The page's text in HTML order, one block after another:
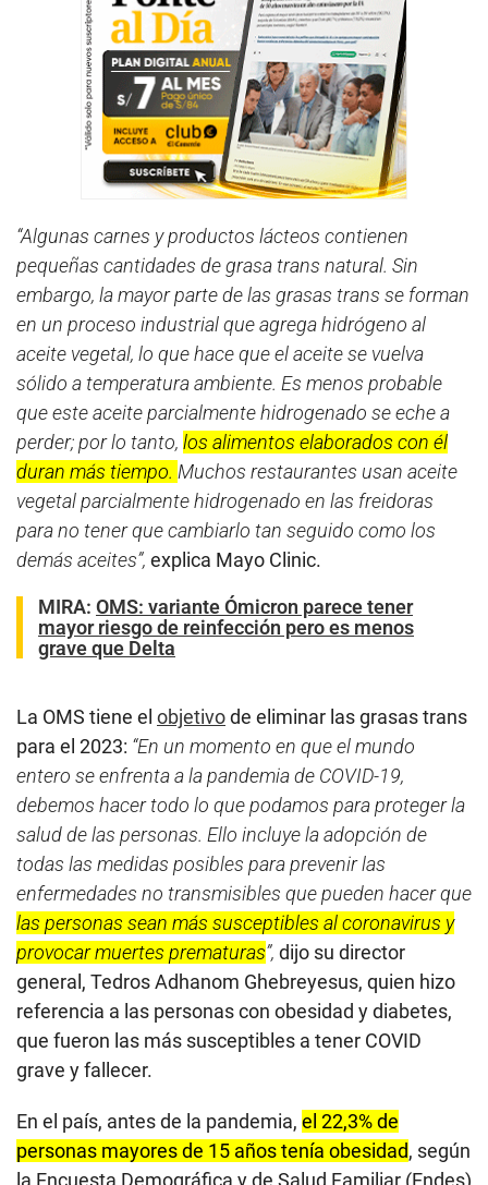
“Algunas carnes y productos lácteos contienen
pequeñas cantidades de grasa trans natural. Sin
embargo, la mayor parte de las grasas trans se forman
en un proceso industrial que agrega hidrógeno al
aceite vegetal, lo que hace que el aceite se vuelva
sólido a temperatura ambiente. Es menos probable
que este aceite parcialmente hidrogenado se eche a
perder; por lo tanto, los alimentos elaborados con él
duran más tiempo. Muchos restaurantes usan aceite
vegetal parcialmente hidrogenado en las freidoras
para no tener que cambiarlo tan seguido como los
demás aceites”, explica Mayo Clinic.
MIRA: OMS: variante Ómicron parece tener
mayor riesgo de reinfección pero es menos
grave que Delta
La OMS tiene el objetivode eliminar las grasas trans
para el 2023: “En un momento en que el mundo
entero se enfrenta a la pandemia de COVID-19,
debemos hacer todo lo que podamos para proteger la
salud de las personas. Ello incluye la adopción de
todas las medidas posibles para prevenir las
enfermedades no transmisibles que pueden hacer que
las personas sean más susceptibles al coronavirus y
provocar muertes prematuras”, dijo su director
general, Tedros Adhanom Ghebreyesus, quien hizo
referencia a las personas con obesidad y diabetes,
que fueron las más susceptibles a tener COVID
grave y fallecer.
En el país, antes de la pandemia, el 22,3% de
personas mayores de 15 años tenía obesidad, según
la Encuesta Demográfica y de Salud Familiar (Endes)